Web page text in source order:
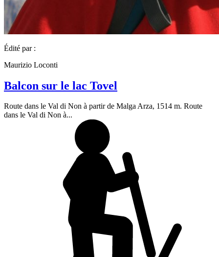
Édité par :
Maurizio Loconti
Balcon sur le lac Tovel
Route dans le Val di Non à partir de Malga Arza, 1514 m. Route
dans le Val di Non à...